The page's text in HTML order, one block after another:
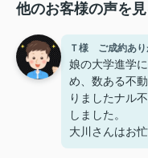
他のお客様の声を
Ｔ様 ご成約あり
娘の大学進学
め、数ある不
りましたナル
しました。
大川さんはお
多くの時間を